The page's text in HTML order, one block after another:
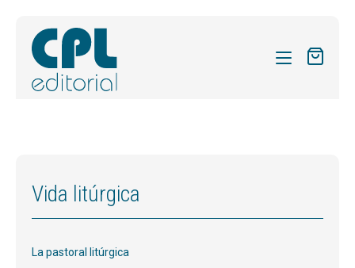
menú
Vida litúrgica
La pastoral litúrgica